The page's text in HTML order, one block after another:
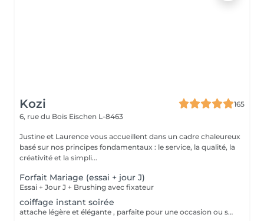
Kozi
165
6, rue du Bois Eischen L-8463
Justine et Laurence vous accueillent dans un cadre chaleureux
basé sur nos principes fondamentaux : le service, la qualité, la
créativité et la simpli...
Forfait Mariage (essai + jour J)
Essai + Jour J + Brushing avec fixateur
coiffage instant soirée
attache légère et élégante , parfaite pour une occasion ou soirée chic